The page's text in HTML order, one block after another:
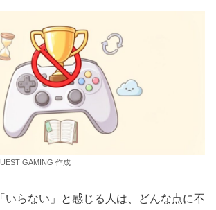
GAMING 作成
いらない」と感じる人は、どんな点に不